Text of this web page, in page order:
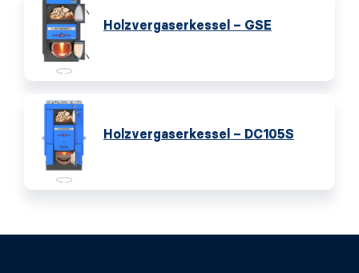
Holzvergaserkessel – GSE
Holzvergaserkessel – DC105S